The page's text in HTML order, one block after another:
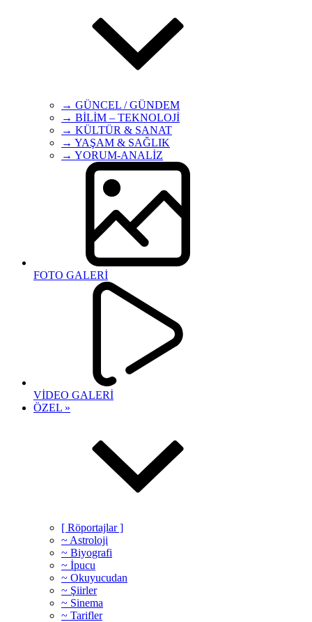
→ GÜNCEL / GÜNDEM
→ BİLİM – TEKNOLOJİ
→ KÜLTÜR & SANAT
→ YAŞAM & SAĞLIK
→ YORUM-ANALİZ
FOTO GALERİ
VİDEO GALERİ
ÖZEL »
[ Röportajlar ]
~ Astroloji
~ Biyografi
~ İpucu
~ Okuyucudan
~ Şiirler
~ Sinema
~ Tarifler